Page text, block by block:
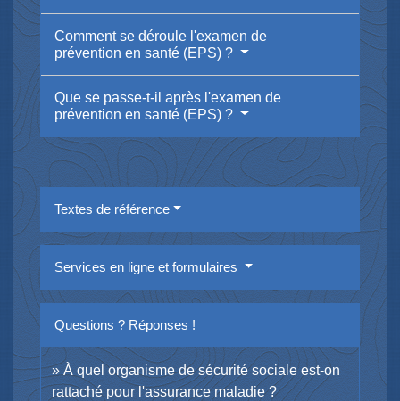
Comment se déroule l'examen de
prévention en santé (EPS) ?
Que se passe-t-il après l'examen de
prévention en santé (EPS) ?
Textes de référence
Services en ligne et formulaires
Questions ? Réponses !
À quel organisme de sécurité sociale est-on
rattaché pour l'assurance maladie ?